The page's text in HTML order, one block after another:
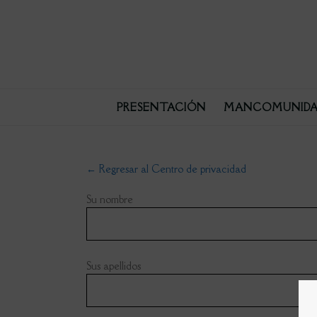
PRESENTACIÓN
← Regresar al Centro de privacidad
Su nombre
Sus apellidos